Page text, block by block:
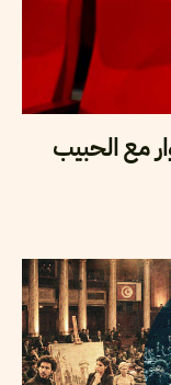
مع الحبيب